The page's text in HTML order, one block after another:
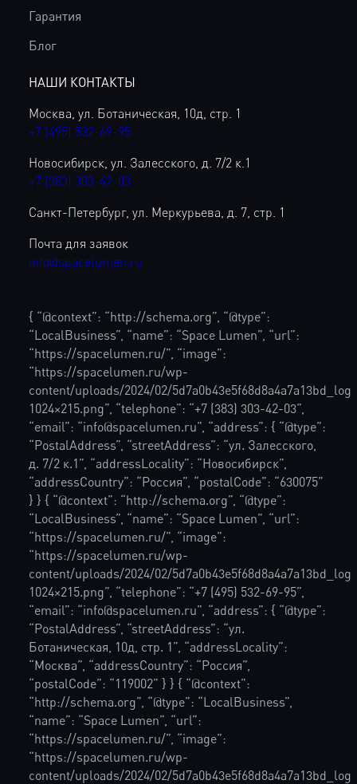
Гарантия
Блог
НАШИ КОНТАКТЫ
Москва, ул. Ботаническая, 10д, стр. 1
+7 (495) 532-69-95
Новосибирск, ул. Залесского, д. 7/2 к.1
+7 (383) 303-42-03
Санкт-Петербург, ул. Меркурьева, д. 7, стр. 1
Почта для заявок
info@spacelumen.ru
{ “@context”: “http://schema.org”, “@type”:
“LocalBusiness”, “name”: “Space Lumen”, “url”:
“https://spacelumen.ru/”, “image”:
“https://spacelumen.ru/wp-
content/uploads/2024/02/
1024×215.png”, “telephone”: “+7 (383) 303-42-03”,
“email”: “info@spacelumen.ru”, “address”: { “@type”:
“PostalAddress”, “streetAddress”: “ул. Залесского,
д. 7/2 к.1”, “addressLocality”: “Новосибирск”,
“addressCountry”: “Россия”, “postalCode”: “630075”
} } { “@context”: “http://schema.org”, “@type”:
“LocalBusiness”, “name”: “Space Lumen”, “url”:
“https://spacelumen.ru/”, “image”:
“https://spacelumen.ru/wp-
content/uploads/2024/02/
1024×215.png”, “telephone”: “+7 (495) 532-69-95”,
“email”: “info@spacelumen.ru”, “address”: { “@type”:
“PostalAddress”, “streetAddress”: “ул.
Ботаническая, 10д, стр. 1”, “addressLocality”:
“Москва”, “addressCountry”: “Россия”,
“postalCode”: “119002” } } { “@context”:
“http://schema.org”, “@type”: “LocalBusiness”,
“name”: “Space Lumen”, “url”:
“https://spacelumen.ru/”, “image”:
“https://spacelumen.ru/wp-
content/uploads/2024/02/